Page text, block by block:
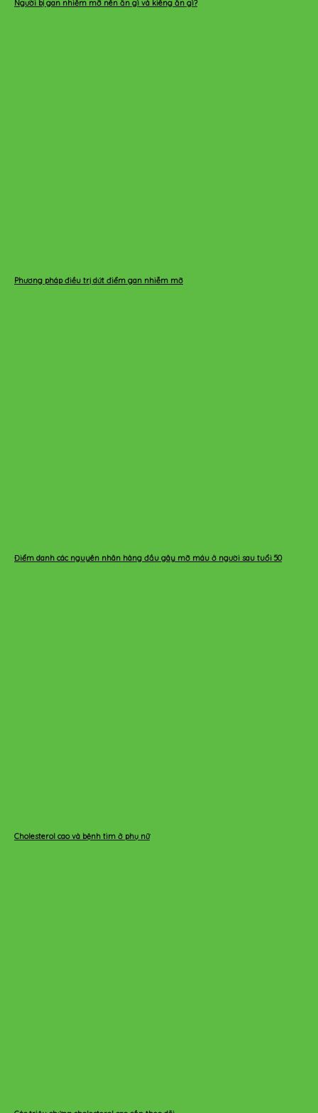
Người bị gan nhiễm mỡ nên ăn gì và kiêng ăn gì?
Phương pháp điều trị dứt điểm gan nhiễm mỡ
Điểm danh các nguyên nhân hàng đầu gây mỡ máu ở người sau tuổi 50
Cholesterol cao và bệnh tim ở phụ nữ